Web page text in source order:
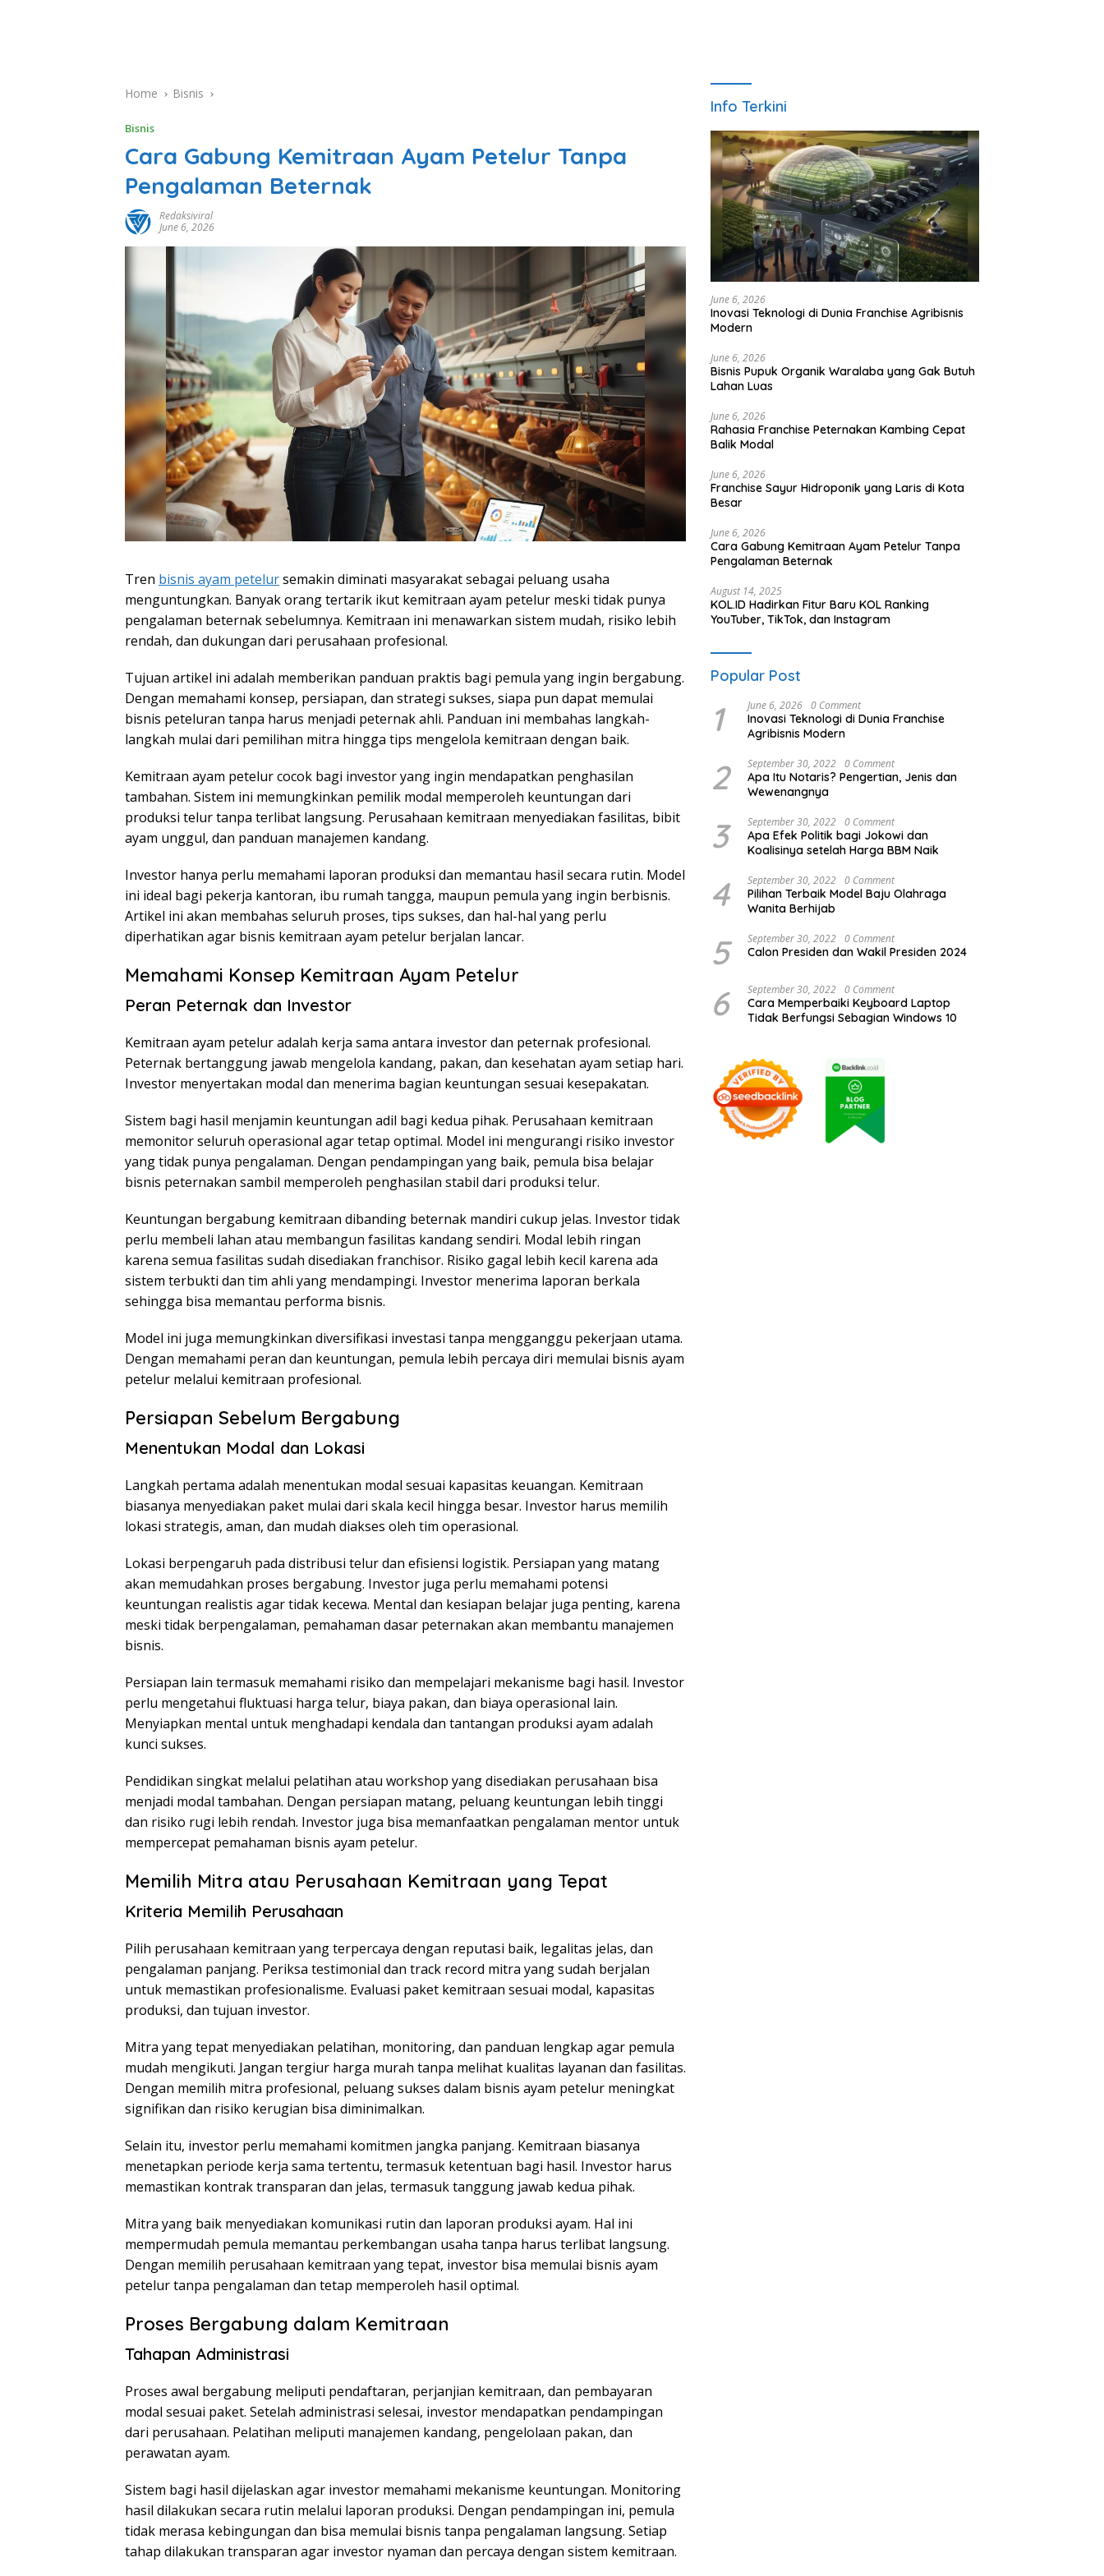
Home Bisnis
Bisnis
Cara Gabung Kemitraan Ayam Petelur Tanpa
Pengalaman Beternak
Redaksiviral
June 6, 2026
Tren bisnis ayam petelursemakin diminati masyarakat sebagai peluang usaha
menguntungkan. Banyak orang tertarik ikut kemitraan ayam petelur meski tidak punya
pengalaman beternak sebelumnya. Kemitraan ini menawarkan sistem mudah, risiko lebih
rendah, dan dukungan dari perusahaan profesional.
Tujuan artikel ini adalah memberikan panduan praktis bagi pemula yang ingin bergabung.
Dengan memahami konsep, persiapan, dan strategi sukses, siapa pun dapat memulai
bisnis peteluran tanpa harus menjadi peternak ahli. Panduan ini membahas langkah-
langkah mulai dari pemilihan mitra hingga tips mengelola kemitraan dengan baik.
Kemitraan ayam petelur cocok bagi investor yang ingin mendapatkan penghasilan
tambahan. Sistem ini memungkinkan pemilik modal memperoleh keuntungan dari
produksi telur tanpa terlibat langsung. Perusahaan kemitraan menyediakan fasilitas, bibit
ayam unggul, dan panduan manajemen kandang.
Investor hanya perlu memahami laporan produksi dan memantau hasil secara rutin. Model
ini ideal bagi pekerja kantoran, ibu rumah tangga, maupun pemula yang ingin berbisnis.
Artikel ini akan membahas seluruh proses, tips sukses, dan hal-hal yang perlu
diperhatikan agar bisnis kemitraan ayam petelur berjalan lancar.
Memahami Konsep Kemitraan Ayam Petelur
Peran Peternak dan Investor
Kemitraan ayam petelur adalah kerja sama antara investor dan peternak profesional.
Peternak bertanggung jawab mengelola kandang, pakan, dan kesehatan ayam setiap hari.
Investor menyertakan modal dan menerima bagian keuntungan sesuai kesepakatan.
Sistem bagi hasil menjamin keuntungan adil bagi kedua pihak. Perusahaan kemitraan
memonitor seluruh operasional agar tetap optimal. Model ini mengurangi risiko investor
yang tidak punya pengalaman. Dengan pendampingan yang baik, pemula bisa belajar
bisnis peternakan sambil memperoleh penghasilan stabil dari produksi telur.
Keuntungan bergabung kemitraan dibanding beternak mandiri cukup jelas. Investor tidak
perlu membeli lahan atau membangun fasilitas kandang sendiri. Modal lebih ringan
karena semua fasilitas sudah disediakan franchisor. Risiko gagal lebih kecil karena ada
sistem terbukti dan tim ahli yang mendampingi. Investor menerima laporan berkala
sehingga bisa memantau performa bisnis.
Model ini juga memungkinkan diversifikasi investasi tanpa mengganggu pekerjaan utama.
Dengan memahami peran dan keuntungan, pemula lebih percaya diri memulai bisnis ayam
petelur melalui kemitraan profesional.
Persiapan Sebelum Bergabung
Menentukan Modal dan Lokasi
Langkah pertama adalah menentukan modal sesuai kapasitas keuangan. Kemitraan
biasanya menyediakan paket mulai dari skala kecil hingga besar. Investor harus memilih
lokasi strategis, aman, dan mudah diakses oleh tim operasional.
Lokasi berpengaruh pada distribusi telur dan efisiensi logistik. Persiapan yang matang
akan memudahkan proses bergabung. Investor juga perlu memahami potensi
keuntungan realistis agar tidak kecewa. Mental dan kesiapan belajar juga penting, karena
meski tidak berpengalaman, pemahaman dasar peternakan akan membantu manajemen
bisnis.
Persiapan lain termasuk memahami risiko dan mempelajari mekanisme bagi hasil. Investor
perlu mengetahui fluktuasi harga telur, biaya pakan, dan biaya operasional lain.
Menyiapkan mental untuk menghadapi kendala dan tantangan produksi ayam adalah
kunci sukses.
Pendidikan singkat melalui pelatihan atau workshop yang disediakan perusahaan bisa
menjadi modal tambahan. Dengan persiapan matang, peluang keuntungan lebih tinggi
dan risiko rugi lebih rendah. Investor juga bisa memanfaatkan pengalaman mentor untuk
mempercepat pemahaman bisnis ayam petelur.
Memilih Mitra atau Perusahaan Kemitraan yang Tepat
Kriteria Memilih Perusahaan
Pilih perusahaan kemitraan yang terpercaya dengan reputasi baik, legalitas jelas, dan
pengalaman panjang. Periksa testimonial dan track record mitra yang sudah berjalan
untuk memastikan profesionalisme. Evaluasi paket kemitraan sesuai modal, kapasitas
produksi, dan tujuan investor.
Mitra yang tepat menyediakan pelatihan, monitoring, dan panduan lengkap agar pemula
mudah mengikuti. Jangan tergiur harga murah tanpa melihat kualitas layanan dan fasilitas.
Dengan memilih mitra profesional, peluang sukses dalam bisnis ayam petelur meningkat
signifikan dan risiko kerugian bisa diminimalkan.
Selain itu, investor perlu memahami komitmen jangka panjang. Kemitraan biasanya
menetapkan periode kerja sama tertentu, termasuk ketentuan bagi hasil. Investor harus
memastikan kontrak transparan dan jelas, termasuk tanggung jawab kedua pihak.
Mitra yang baik menyediakan komunikasi rutin dan laporan produksi ayam. Hal ini
mempermudah pemula memantau perkembangan usaha tanpa harus terlibat langsung.
Dengan memilih perusahaan kemitraan yang tepat, investor bisa memulai bisnis ayam
petelur tanpa pengalaman dan tetap memperoleh hasil optimal.
Proses Bergabung dalam Kemitraan
Tahapan Administrasi
Proses awal bergabung meliputi pendaftaran, perjanjian kemitraan, dan pembayaran
modal sesuai paket. Setelah administrasi selesai, investor mendapatkan pendampingan
dari perusahaan. Pelatihan meliputi manajemen kandang, pengelolaan pakan, dan
perawatan ayam.
Sistem bagi hasil dijelaskan agar investor memahami mekanisme keuntungan. Monitoring
hasil dilakukan secara rutin melalui laporan produksi. Dengan pendampingan ini, pemula
tidak merasa kebingungan dan bisa memulai bisnis tanpa pengalaman langsung. Setiap
tahap dilakukan transparan agar investor nyaman dan percaya dengan sistem kemitraan.
Info Terkini
June 6, 2026
Inovasi Teknologi di Dunia Franchise Agribisnis
Modern
June 6, 2026
Bisnis Pupuk Organik Waralaba yang Gak Butuh
Lahan Luas
June 6, 2026
Rahasia Franchise Peternakan Kambing Cepat
Balik Modal
June 6, 2026
Franchise Sayur Hidroponik yang Laris di Kota
Besar
June 6, 2026
Cara Gabung Kemitraan Ayam Petelur Tanpa
Pengalaman Beternak
August 14, 2025
KOL.ID Hadirkan Fitur Baru KOL Ranking
YouTuber, TikTok, dan Instagram
Popular Post
1 June 6, 2026 0 Comment
Inovasi Teknologi di Dunia Franchise
Agribisnis Modern
2 September 30, 2022 0 Comment
Apa Itu Notaris? Pengertian, Jenis dan
Wewenangnya
3 September 30, 2022 0 Comment
Apa Efek Politik bagi Jokowi dan
Koalisinya setelah Harga BBM Naik
4 September 30, 2022 0 Comment
Pilihan Terbaik Model Baju Olahraga
Wanita Berhijab
5 September 30, 2022 0 Comment
Calon Presiden dan Wakil Presiden 2024
6 September 30, 2022 0 Comment
Cara Memperbaiki Keyboard Laptop
Tidak Berfungsi Sebagian Windows 10